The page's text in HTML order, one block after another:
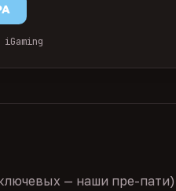
— наши пре-